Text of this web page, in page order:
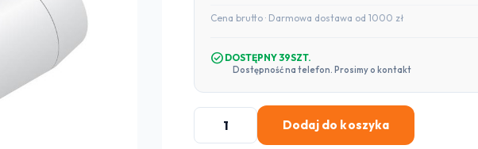
Cena brutto · Darmowa dostawa od 1000 zł
check_circle DOSTĘPNY 39SZT.
Dostępność na telefon. Prosimy o kontakt
ilość
UBIQUITI
Dodaj do koszyka